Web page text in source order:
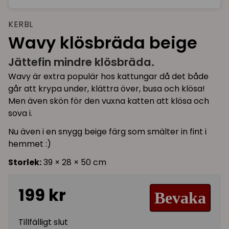
KERBL
Wavy klösbräda beige
Jättefin mindre klösbräda.
Wavy är extra populär hos kattungar då det både
går att krypa under, klättra över, busa och klösa!
Men även skön för den vuxna katten att klösa och
sova i.
Nu även i en snygg beige färg som smälter in fint i
hemmet :)
Storlek:39 × 28 × 50 cm
199 kr Bevaka
Tillfälligt slut